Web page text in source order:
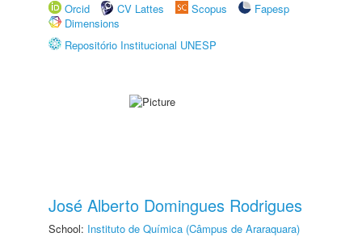
Orcid
CV Lattes Scopus
Fapesp
Dimensions
Repositório Institucional UNESP
José Alberto Domingues Rodrigues
School: Instituto de Química (Câmpus de Araraquara)